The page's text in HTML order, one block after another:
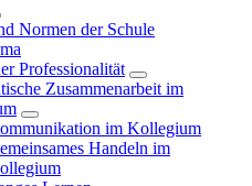
Normen der Schule
Professionalität
Zusammenarbeit im
im Kollegium
Handeln im